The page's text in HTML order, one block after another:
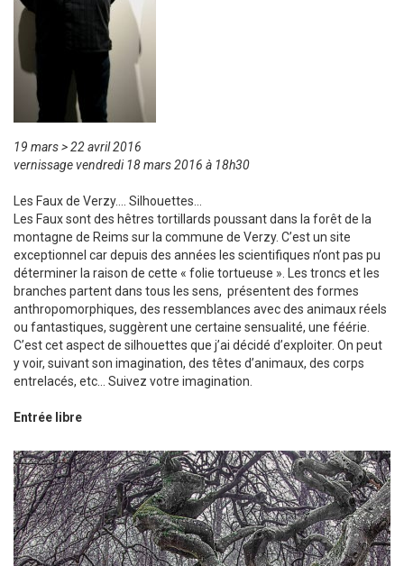
19 mars > 22 avril 2016
vernissage vendredi 18 mars 2016 à 18h30
Les Faux de Verzy…. Silhouettes…
Les Faux sont des hêtres tortillards poussant dans la forêt de la
montagne de Reims sur la commune de Verzy. C’est un site
exceptionnel car depuis des années les scientifiques n’ont pas pu
déterminer la raison de cette « folie tortueuse ». Les troncs et les
branches partent dans tous les sens, présentent des formes
anthropomorphiques, des ressemblances avec des animaux réels
ou fantastiques, suggèrent une certaine sensualité, une féérie.
C’est cet aspect de silhouettes que j’ai décidé d’exploiter. On peut
y voir, suivant son imagination, des têtes d’animaux, des corps
entrelacés, etc… Suivez votre imagination.
Entrée libre